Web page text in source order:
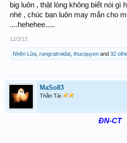
big luôn , thật lòng không biết nói gì
nhé , chúc bạn luôn may mắn cho
....hehehee.....
12/3/13
Nhện Lửa rungcatroidat thucquyen and 32
MaSo83
Thần Tài
ĐN-CT